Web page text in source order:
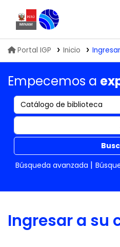
Biblioteca IGP
Portal IGP Inicio
Empecemos a
Búsqueda avanzada
Ingresar a su